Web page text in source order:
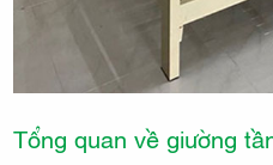
Tổng quan về giường